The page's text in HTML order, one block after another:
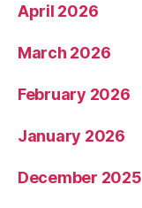
April 2026
March 2026
February 2026
January 2026
December 2025